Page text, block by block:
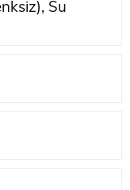
Su
formüle edilmiş